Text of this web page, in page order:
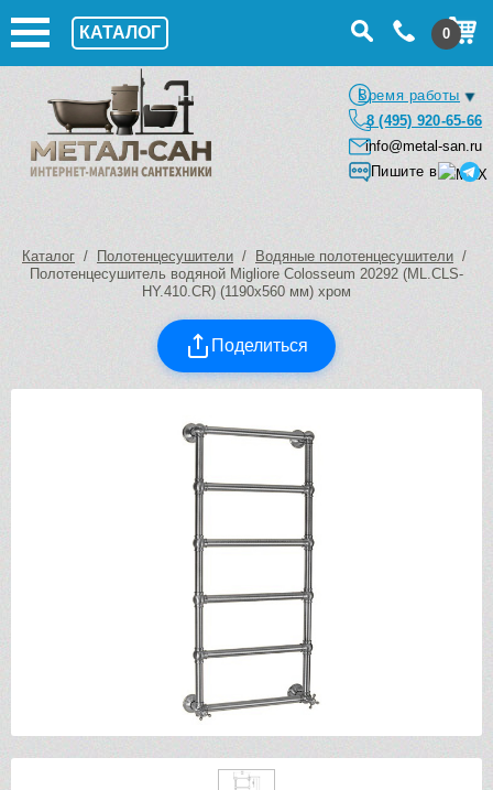
КАТАЛОГ 0
Время работы
8 (495) 920-65-66
info@metal-san.ru
Пишите в
Каталог / Полотенцесушители / Водяные полотенцесушители /
Полотенцесушитель водяной Migliore Colosseum 20292 (ML.CLS-
HY.410.CR) (1190х560 мм) хром
Поделиться